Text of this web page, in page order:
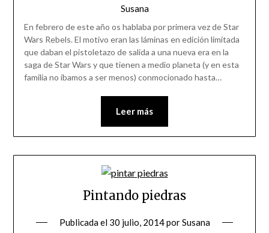
Susana
En febrero de este año os hablaba por primera vez de Star
Wars Rebels. El motivo eran las láminas en edición limitada
que daban el pistoletazo de salida a una nueva era en la
saga de Star Wars y que tienen a medio planeta (y en esta
familia no íbamos a ser menos) conmocionado hasta…
Leer más
Pintando piedras
Publicada el 30 julio, 2014porSusana